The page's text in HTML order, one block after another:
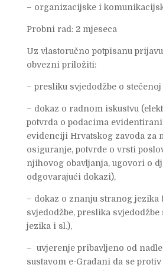
– organizacijske i
Probni rad: 2 mjeseca
Uz vlastoručno potpisanu
obvezni priložiti:
– presliku svjedodžbe o
– dokaz o radnom iskustvu
potvrda o podacima
evidenciji Hrvatskog zavoda za
osiguranje, potvrde o vrsti
njihovog obavljanja, ugovori o
odgovarajući dokazi),
– dokaz o znanju stranog jezika
svjedodžbe, preslika
jezika i sl.),
– uvjerenje pribavljeno od
sustavom e-Građani da se